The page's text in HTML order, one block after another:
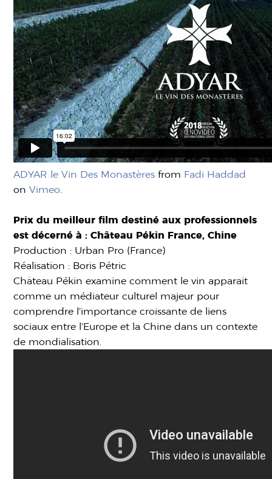
ADYAR le Vin Des Monastères from Fadi Haddad
onVimeo
Prix du meilleur film destiné aux professionnels
est décerné à : Château Pékin France, Chine
Production : Urban Pro (France)
Réalisation : Boris Pétric
Château Pékin examine comment le vin apparait
comme un médiateur culturel majeur pour
comprendre l’importance croissante de liens
sociaux entre l’Europe et la Chine dans un contexte
de mondialisation.